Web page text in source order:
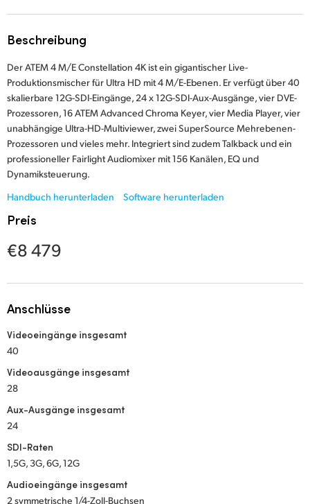
Finland
France
Germany
Hong Kong SAR, China
India
Italy
Japan
Mexico
Malaysia
Netherlands
New Zealand
Norway
Singapore
South Africa
Beschreibung
Der ATEM 4 M/E Constellation 4K ist ein gigantischer Live-
Produktionsmischer für Ultra HD mit 4 M/E-Ebenen. Er verfügt über 40
skalierbare 12G-SDI-Eingänge, 24 x 12G-SDI-Aux-Ausgänge, vier DVE-
Prozessoren, 16 ATEM Advanced Chroma Keyer, vier Media Player, vier
unabhängige Ultra-HD-Multiviewer, zwei SuperSource Mehrebenen-
Prozessoren und vieles mehr. Integriert sind zudem Talkback und ein
professioneller Fairlight Audiomixer mit 156 Kanälen, EQ und
Dynamiksteuerung.
Handbuch herunterladen
Software herunterladen
Preis
€8 479
Anschlüsse
Videoeingänge insgesamt
40
Videoausgänge insgesamt
28
Aux-Ausgänge insgesamt
24
SDI-Raten
1,5G, 3G, 6G, 12G
Audioeingänge insgesamt
2 symmetrische 1/4-Zoll-Buchsen